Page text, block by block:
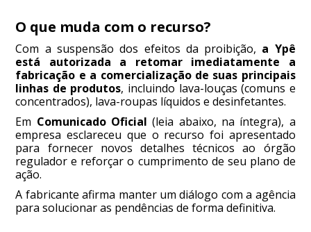
O que muda com o recurso?
Com a suspensão dos efeitos da proibição, a Ypê
está autorizada a retomar imediatamente a
fabricação e a comercialização de suas principais
linhas de produtos, incluindo lava-louças (comuns e
concentrados), lava-roupas líquidos e desinfetantes.
Em Comunicado Oficial (leia abaixo, na íntegra), a
empresa esclareceu que o recurso foi apresentado
para fornecer novos detalhes técnicos ao órgão
regulador e reforçar o cumprimento de seu plano de
ação.
A fabricante afirma manter um diálogo com a agência
para solucionar as pendências de forma definitiva.